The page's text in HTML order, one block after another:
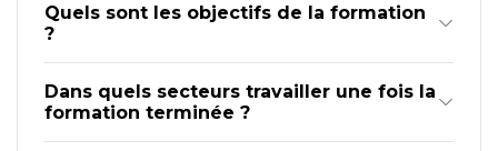
Quels sont les objectifs de la formation
?
Dans quels secteurs travailler une fois la
formation terminée ?